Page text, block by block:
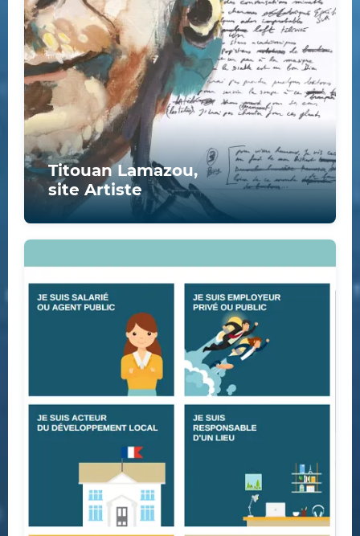
Titouan Lamazou,
site Artiste